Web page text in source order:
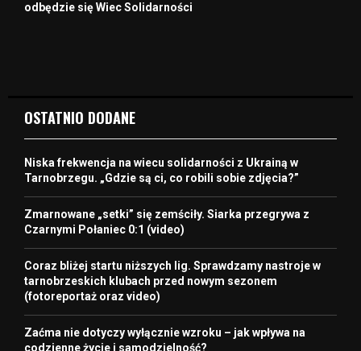
odbędzie się Wiec Solidarności
OSTATNIO DODANE
Niska frekwencja na wiecu solidarności z Ukrainą w
Tarnobrzegu. „Gdzie są ci, co robili sobie zdjęcia?”
Zmarnowane „setki” się zemściły. Siarka przegrywa z
Czarnymi Połaniec 0:1 (video)
Coraz bliżej startu niższych lig. Sprawdzamy nastroje w
tarnobrzeskich klubach przed nowym sezonem
(fotoreportaż oraz video)
Zaćma nie dotyczy wyłącznie wzroku – jak wpływa na
codzienne życie i samodzielność?